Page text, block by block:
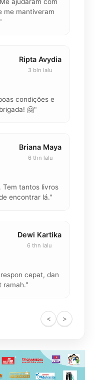
me mantiveram
Ripta Avydia
3 bln lalu
condições e
🤗"
Briana Maya
6 thn lalu
Tem tantos livros
encontrar lá."
Dewi Kartika
6 thn lalu
cepat, dan
ramah."
< >